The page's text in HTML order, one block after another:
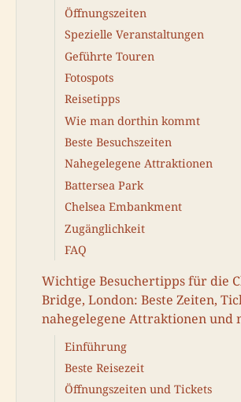
Öffnungszeiten
Spezielle Veranstaltungen
Geführte Touren
Fotospots
Reisetipps
Wie man dorthin kommt
Beste Besuchszeiten
Nahegelegene Attraktionen
Battersea Park
Chelsea Embankment
Zugänglichkeit
FAQ
Wichtige Besuchertipps für die
Bridge, London: Beste Zeiten,
nahegelegene Attraktionen und
Einführung
Beste Reisezeit
Öffnungszeiten und Tickets